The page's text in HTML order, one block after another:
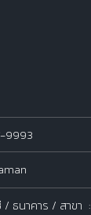
9993
นาคาร / สาขา